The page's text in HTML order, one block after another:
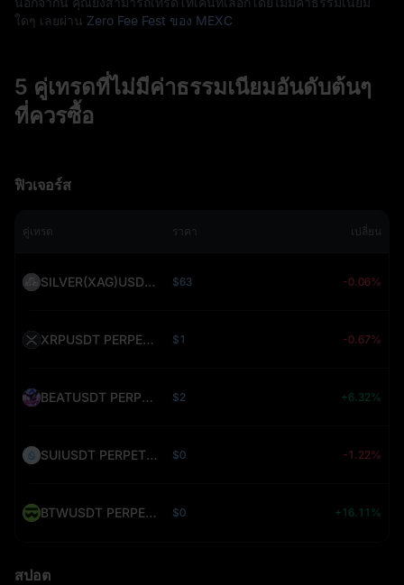
ใดๆ เลยผ่าน Zero Fee Fest ของ MEXC
5 คู่เทรดที่ไม่มีค่าธรรมเนียมอันดับต้นๆ
ที่ควรซื้อ
ฟิวเจอร์ส
คู่เทรด ราคา เปลี่ยน
SILVER(XAG)USDT PERPETUAL (SILVER) $63 -0.06%
XRPUSDT PERPETUAL (XRP) $1 -0.67%
BEATUSDT PERPETUAL (BEAT) $2 +6.32%
SUIUSDT PERPETUAL (SUI) $0 -1.22%
BTWUSDT PERPETUAL (BTW) $0 +16.11%
สปอต